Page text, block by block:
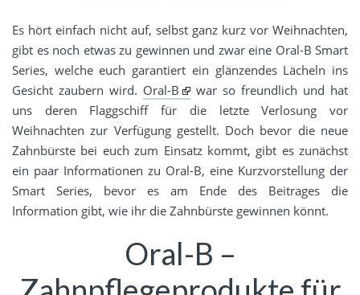
Es hört einfach nicht auf, selbst ganz kurz vor Weihnachten,
gibt es noch etwas zu gewinnen und zwar eine Oral-B Smart
Series, welche euch garantiert ein glänzendes Lächeln ins
Gesicht zaubern wird. Oral-B
war so freundlich und hat
uns deren Flaggschiff für die letzte Verlosung vor
Weihnachten zur Verfügung gestellt. Doch bevor die neue
Zahnbürste bei euch zum Einsatz kommt, gibt es zunächst
ein paar Informationen zu Oral-B, eine Kurzvorstellung der
Smart Series, bevor es am Ende des Beitrages die
Information gibt, wie ihr die Zahnbürste gewinnen könnt.
Oral-B –